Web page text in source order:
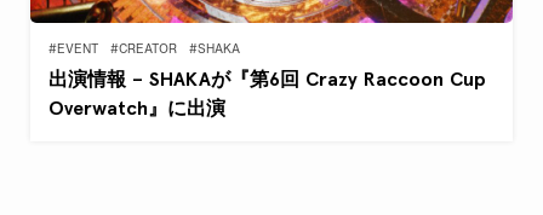
#EVENT #CREATOR #SHAKA
出演情報 – SHAKAが『第6回 Crazy Raccoon Cup
Overwatch』に出演